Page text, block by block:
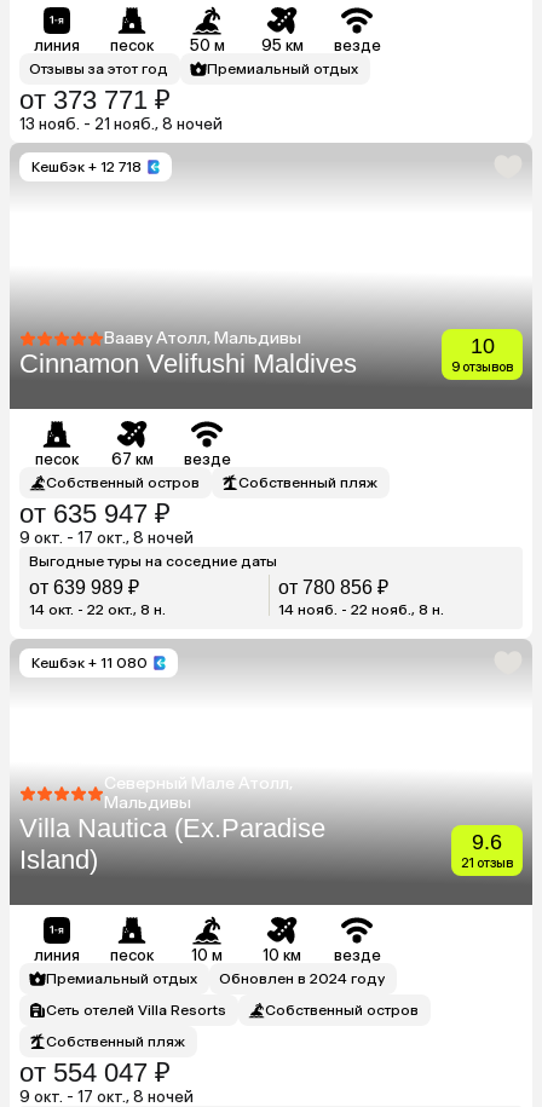
линия песок 50 м 95 км везде
Отзывы за этот год Премиальный отдых
от 373 771 ₽
13 нояб. - 21 нояб., 8 ночей
Кешбэк + 12 718
Вааву Атолл, Мальдивы
Cinnamon Velifushi Maldives
10
9 отзывов
песок 67 км везде
Собственный остров Собственный пляж
от 635 947 ₽
9 окт. - 17 окт., 8 ночей
Выгодные туры на соседние даты
от 639 989 ₽
14 окт. - 22 окт., 8 н.
от 780 856 ₽
14 нояб. - 22 нояб., 8 н.
Кешбэк + 11 080
Северный Мале Атолл,
Мальдивы
Villa Nautica (Ex.Paradise
Island)
9.6
21 отзыв
линия песок 10 м 10 км везде
Премиальный отдых
Обновлен в 2024 году
Сеть отелей Villa Resorts
Собственный остров
Собственный пляж
от 554 047 ₽
9 окт. - 17 окт., 8 ночей